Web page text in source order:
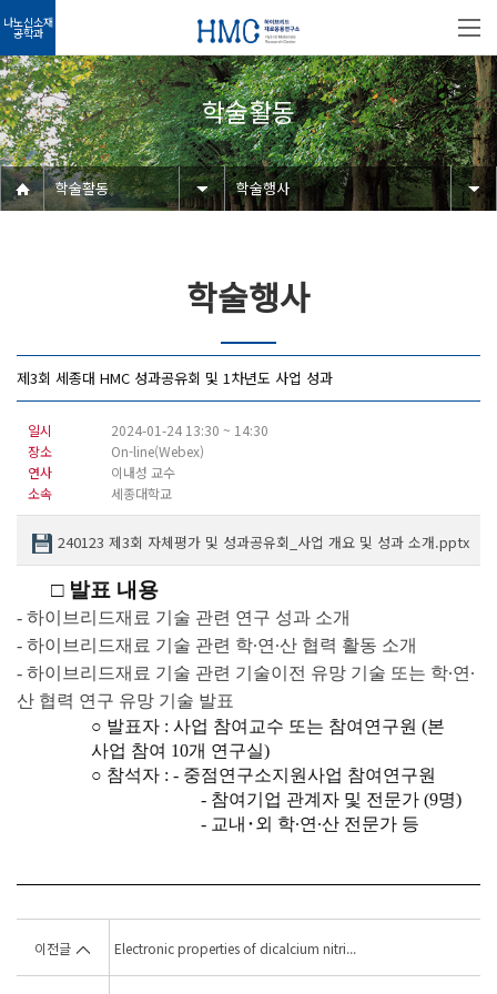
나노신소재
공학과
학술활동
학술활동 학술행사
학술행사
제3회 세종대 HMC 성과공유회 및 1차년도 사업 성과
일시
2024-01-24 13:30 ~ 14:30
장소
On-line(Webex)
연사
이내성 교수
소속
세종대학교
240123 제3회 자체평가 및 성과공유회_사업 개요 및 성과 소개.pptx
□ 발표 내용
- 하이브리드재료 기술 관련 연구 성과 소개
- 하이브리드재료 기술 관련 학∙연 ∙산 협력 활동 소개
- 하이브리드재료 기술 관련 기술이전 유망 기술 또는 학∙연 ∙
산 협력 연구 유망 기술 발표
○ 발표자 :사업 참여교수 또는 참여연구원(본
사업 참여 10개 연구실)
○ 참석자 : - 중점연구소지원사업 참여연구원
- 참여기업 관계자 및 전문가(9명)
- 교내 ･외 학∙연 ∙산 전문가 등
이전글 Electronic properties of dicalcium nitri...